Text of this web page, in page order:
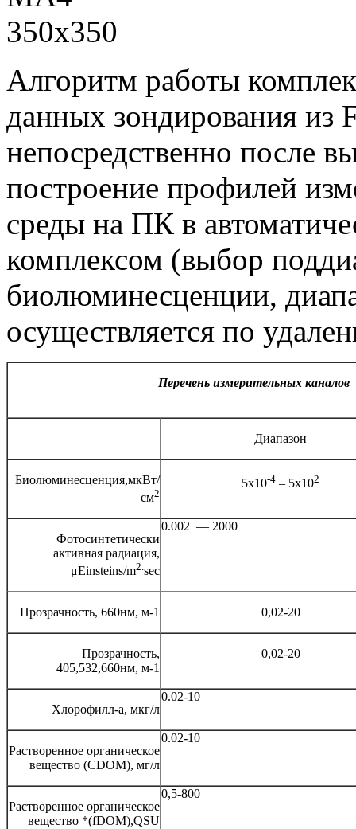
Алгоритм работы
данных зондирования из
непосредственно после
построение профилей
среды на ПК в
комплексом (выбор
биолюминесценции,
осуществляется по
Перечень измерительных каналов
Диапазон
Биолюминесценция,мкВт/
см2
5х10-4 – 5х102
Фотосинтетически
активная радиация,
μEinsteins/m2.sec
0.002 — 2000
Прозрачность, 660нм, м-1 0,02-20
Прозрачность,
405,532,660нм, м-1
0,02-20
Хлорофилл-а, мкг/л
0.02-10
Растворенное органическое
вещество (CDOM), мг/л
0.02-10
Растворенное органическое
вещество *(fDOM),QSU
0,5-800